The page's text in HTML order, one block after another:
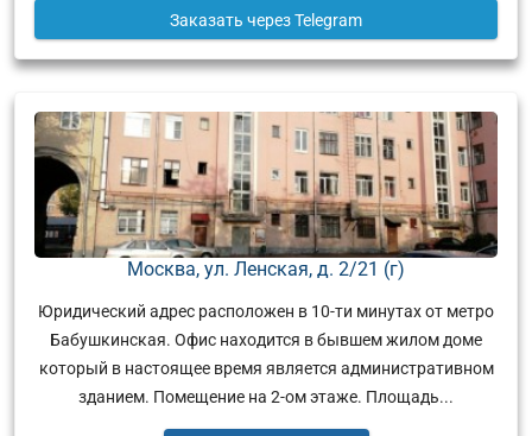
Заказать через Telegram
Москва, ул. Ленская, д. 2/21 (г)
Юридический адрес расположен в 10-ти минутах от метро
Бабушкинская. Офис находится в бывшем жилом доме
который в настоящее время является административном
зданием. Помещение на 2-ом этаже. Площадь...